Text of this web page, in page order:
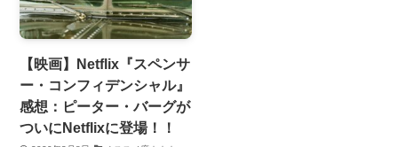
【映画】Netflix『スペンサ
ー・コンフィデンシャル』
感想：ピーター・バーグが
ついにNetflixに登場！！